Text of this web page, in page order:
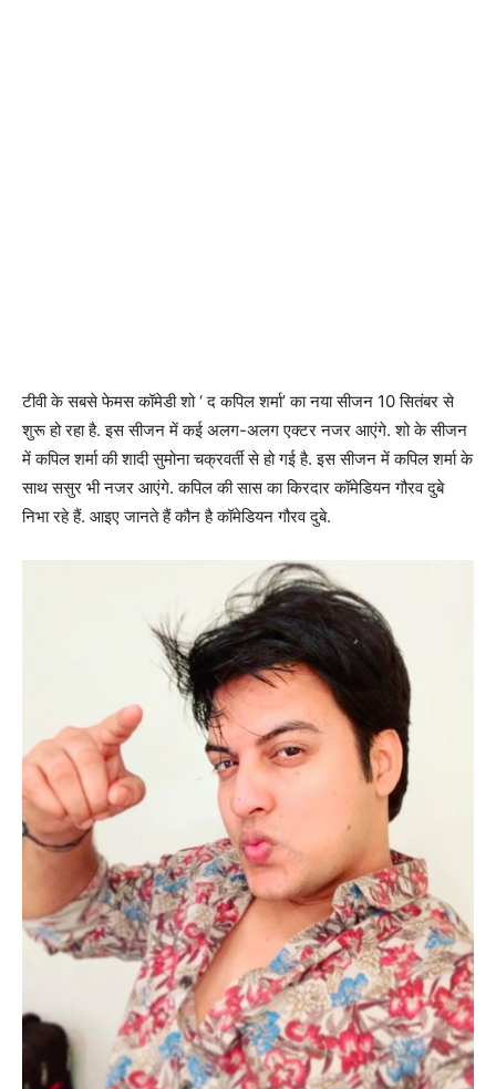
टीवी के सबसे फेमस कॉमेडी शो ‘ द कपिल शर्मा’ का नया सीजन 10 सितंबर से
शुरू हो रहा है. इस सीजन में कई अलग-अलग एक्टर नजर आएंगे. शो के सीजन
में कपिल शर्मा की शादी सुमोना चक्रवर्ती से हो गई है. इस सीजन में कपिल शर्मा के
साथ ससुर भी नजर आएंगे. कपिल की सास का किरदार कॉमेडियन गौरव दुबे
निभा रहे हैं. आइए जानते हैं कौन है कॉमेडियन गौरव दुबे.